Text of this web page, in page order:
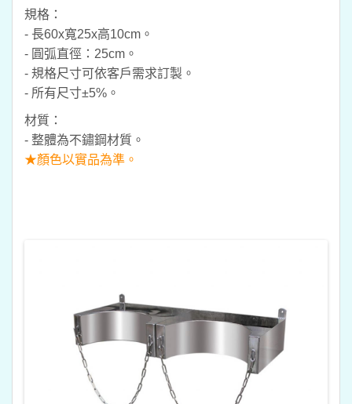
規格：
- 長60x寬25x高10cm。
- 圓弧直徑：25cm。
- 規格尺寸可依客戶需求訂製。
- 所有尺寸±5%。
材質：
- 整體為不鏽鋼材質。
★顏色以實品為準。